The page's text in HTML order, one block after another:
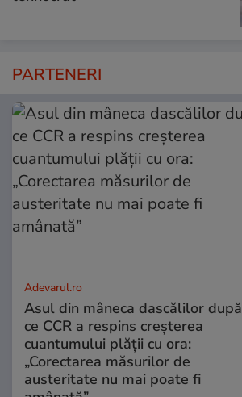
PARTENERI
Adevarul.ro
Asul din mâneca dascălilor după
ce CCR a respins creșterea
cuantumului plății cu ora:
„Corectarea măsurilor de
austeritate nu mai poate fi